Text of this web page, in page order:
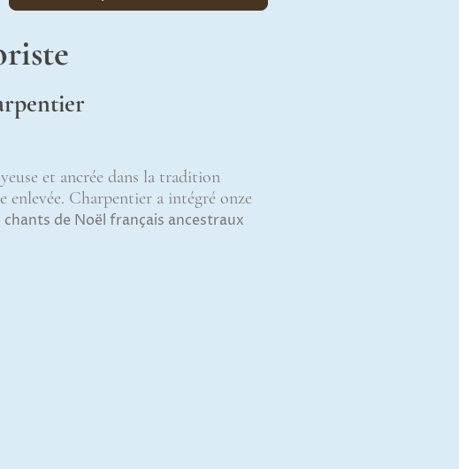
et ancrée dans la tradition
enlevée. Charpentier a intégré onze
chants de Noël français ancestraux